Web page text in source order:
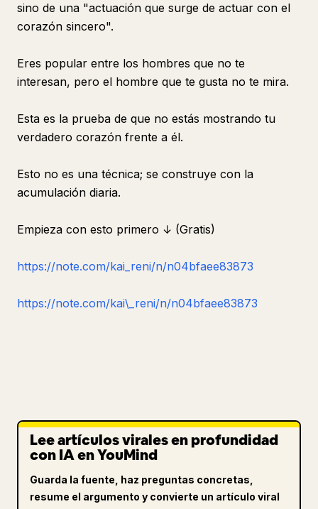
sino de una "actuación que surge de actuar con el
corazón sincero".
Eres popular entre los hombres que no te
interesan, pero el hombre que te gusta no te mira.
Esta es la prueba de que no estás mostrando tu
verdadero corazón frente a él.
Esto no es una técnica; se construye con la
acumulación diaria.
Empieza con esto primero ↓ (Gratis)
https://note.com/kai_reni/n/n04bfaee83873
https://note.com/kai\_reni/n/n04bfaee83873
Lee artículos virales en profundidad
con IA en YouMind
Guarda la fuente, haz preguntas concretas,
resume el argumento y convierte un artículo viral